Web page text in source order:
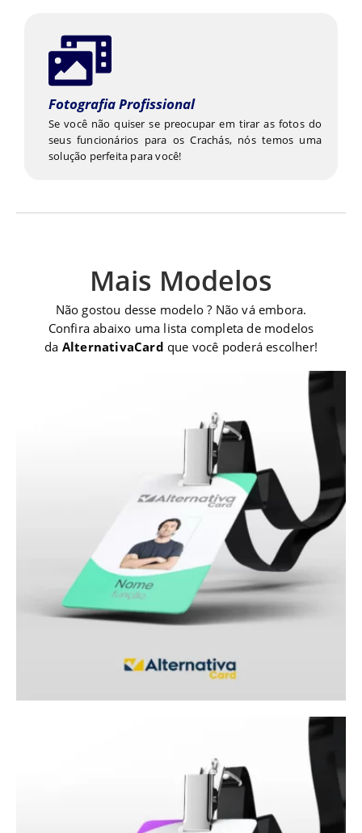
Fotografia Profissional
Se você não quiser se preocupar em tirar as fotos do
seus funcionários para os Crachás, nós temos uma
solução perfeita para você!
Mais Modelos
Não gostou desse modelo ? Não vá embora.
Confira abaixo uma lista completa de modelos
da AlternativaCard que você poderá escolher!